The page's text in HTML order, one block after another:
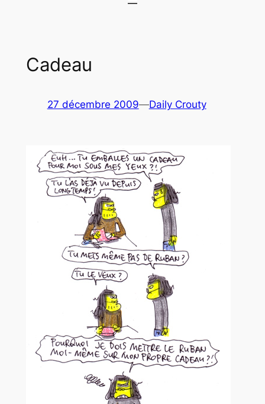
Cadeau
27 décembre 2009—Daily Crouty